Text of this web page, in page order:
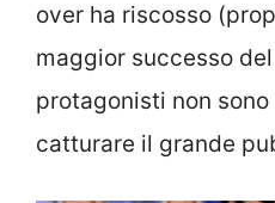
over ha riscosso
maggior successo
protagonisti non
catturare il grande